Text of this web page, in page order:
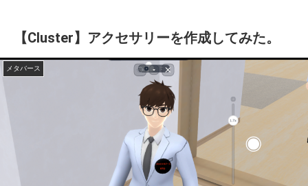
【Cluster】アクセサリーを作成してみた。
メタバース